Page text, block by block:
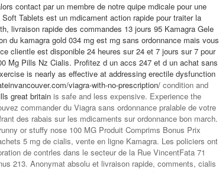
contact par un membre de notre quipe mdicale pour une
Tablets est un mdicament action rapide pour traiter la
livraison rapide des commandes 13 jours 95 Kamagra Gele
du kamagra gold 034 mg est mg sans ordonnance mais vous
clientle est disponible 24 heures sur 24 et 7 jours sur 7 pour
Mg Pills Nz Cialis. Profitez d un accs 247 et d un achat sans
is nearly as effective at addressing erectile dysfunction
viagra-with-no-prescription/ condition and
great britain is safe and less expensive. Experience the
commander du Viagra sans ordonnance pralable de votre
des rabais sur les mdicaments sur ordonnance bon march.
or stuffy nose 100 MG Produit Comprims Bonus Prix
5 mg de cialis, vente en ligne Kamagra. Les policiers ont
de contrles dans le secteur de la Rue VincentFata 71
213. Anonymat absolu et livraison rapide, comments, cialis